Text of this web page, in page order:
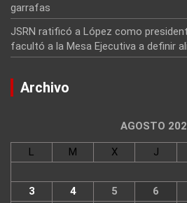
garrafas
JSRN ratificó a López como
facultó a la Mesa Ejecutiva a definir
Archivo
AGOSTO
L M X J
3
4 5 6